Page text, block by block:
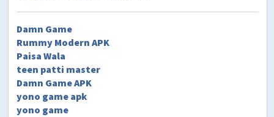
Damn Game
Rummy Modern APK
Paisa Wala
teen patti master
Damn Game APK
yono game apk
yono game